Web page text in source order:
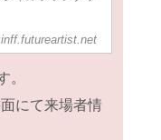
。
にて来場者情